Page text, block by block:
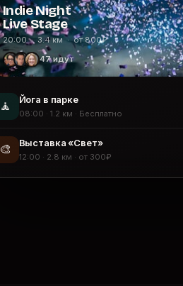
Indie Night
Live Stage
20:00 · 3.4 км · от 800₽
47 идут
🧘 Йога в парке
08:00 · 1.2 км · Бесплатно
🎨 Выставка «Свет»
12:00 · 2.8 км · от 300₽